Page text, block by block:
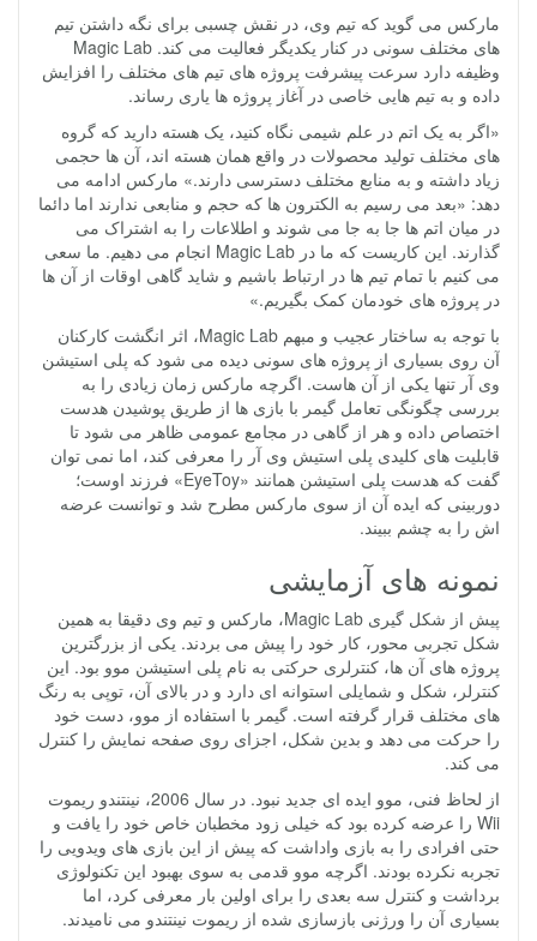
مارکس می گوید که تیم وی، در نقش چسبی برای نگه داشتن تیم
های مختلف سونی در کنار یکدیگر فعالیت می کند. Magic Lab
وظیفه دارد سرعت پیشرفت پروژه های تیم های مختلف را افزایش
داده و به تیم هایی خاصی در آغاز پروژه ها یاری رساند.
«اگر به یک اتم در علم شیمی نگاه کنید، یک هسته دارید که گروه
های مختلف تولید محصولات در واقع همان هسته اند، آن ها حجمی
زیاد داشته و به منابع مختلف دسترسی دارند.» مارکس ادامه می
دهد: «بعد می رسیم به الکترون ها که حجم و منابعی ندارند اما دائما
در میان اتم ها جا به جا می شوند و اطلاعات را به اشتراک می
گذارند. این کاریست که ما در Magic Lab انجام می دهیم. ما سعی
می کنیم با تمام تیم ها در ارتباط باشیم و شاید گاهی اوقات از آن ها
در پروژه های خودمان کمک بگیریم.»
با توجه به ساختار عجیب و مبهم Magic Lab، اثر انگشت کارکنان
آن روی بسیاری از پروژه های سونی دیده می شود که پلی استیشن
وی آر تنها یکی از آن هاست. اگرچه مارکس زمان زیادی را به
بررسی چگونگی تعامل گیمر با بازی ها از طریق پوشیدن هدست
اختصاص داده و هر از گاهی در مجامع عمومی ظاهر می شود تا
قابلیت های کلیدی پلی استیش وی آر را معرفی کند، اما نمی توان
گفت که هدست پلی استیشن همانند «EyeToy» فرزند اوست؛
دوربینی که ایده آن از سوی مارکس مطرح شد و توانست عرضه
اش را به چشم ببیند.
نمونه های آزمایشی
پیش از شکل گیری Magic Lab، مارکس و تیم وی دقیقا به همین
شکل تجربی محور، کار خود را پیش می بردند. یکی از بزرگترین
پروژه های آن ها، کنترلری حرکتی به نام پلی استیشن موو بود. این
کنترلر، شکل و شمایلی استوانه ای دارد و در بالای آن، توپی به رنگ
های مختلف قرار گرفته است. گیمر با استفاده از موو، دست خود
را حرکت می دهد و بدین شکل، اجزای روی صفحه نمایش را کنترل
می کند.
از لحاظ فنی، موو ایده ای جدید نبود. در سال 2006، نینتندو ریموت
Wii را عرضه کرده بود که خیلی زود مخطبان خاص خود را یافت و
حتی افرادی را به بازی واداشت که پیش از این بازی های ویدویی را
تجربه نکرده بودند. اگرچه موو قدمی به سوی بهبود این تکنولوژی
برداشت و کنترل سه بعدی را برای اولین بار معرفی کرد، اما
بسیاری آن را ورژنی بازسازی شده از ریموت نینتندو می نامیدند.